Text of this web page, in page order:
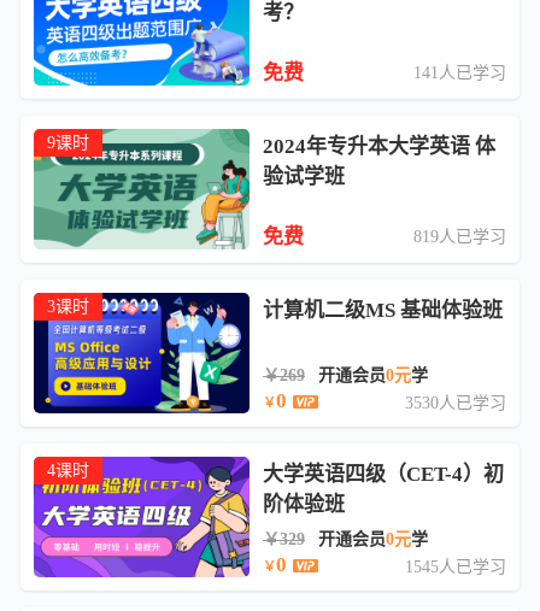
考？
免费 141人已学习
9课时
2024年专升本大学英语 体
验试学班
免费 819人已学习
3课时 计算机二级MS 基础体验班
￥269 开通会员0元学
￥0 3530人已学习
4课时
大学英语四级（CET-4）初
阶体验班
￥329 开通会员0元学
￥0 1545人已学习